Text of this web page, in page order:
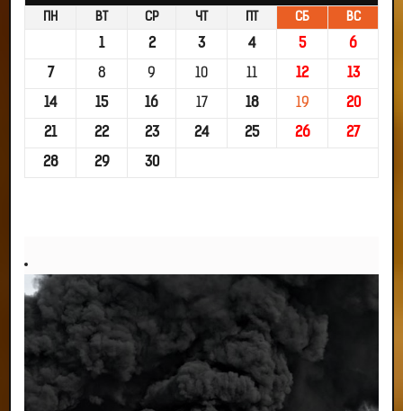
ПН ВТ СР ЧТ ПТ СБ ВС
1 2 3 4 5 6
7 8 9 10 11 12 13
14 15 16 17 18 19 20
21 22 23 24 25 26 27
28 29 30